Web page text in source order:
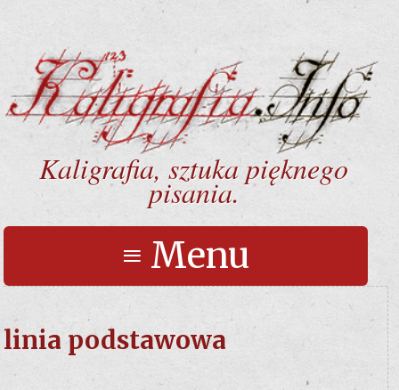
Kaligrafia, sztuka pięknego
pisania.
≡ Menu
linia podstawowa